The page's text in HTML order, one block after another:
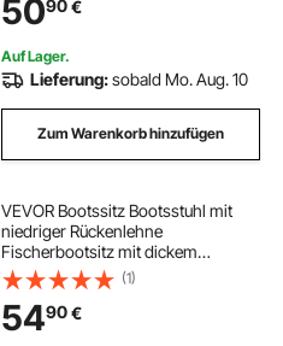
für Skiboot Fischerboot
Segelbootanhänger
5090€
Auf Lager.
Lieferung:sobald Mo. Aug. 10
Zum Warenkorb hinzufügen
VEVOR Bootssitz Bootsstuhl mit
niedriger Rückenlehne
Fischerbootsitz mit dickem
Schwammkissen & PU-
Polyestergewebe, hochklappbarer
Bootssitz für Fischerboote Yachten
Schiffe Tarnfarbe
(1)
5490€